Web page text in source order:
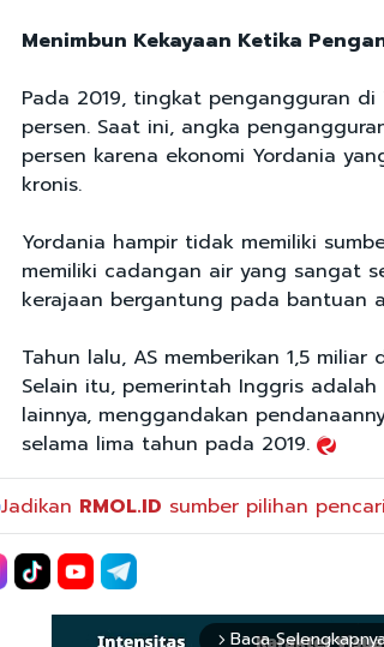
Menimbun Kekayaan Ketika
Pada 2019, tingkat pengangguran di
persen. Saat ini, angka
persen karena ekonomi Yordania
kronis.
Yordania hampir tidak memiliki
memiliki cadangan air yang sangat
kerajaan bergantung pada bantuan
Tahun lalu, AS memberikan 1,5 miliar
Selain itu, pemerintah Inggris
lainnya, menggandakan
selama lima tahun pada 2019.
Jadikan RMOL.ID sumber pilihan
arrow_forward_ios Baca